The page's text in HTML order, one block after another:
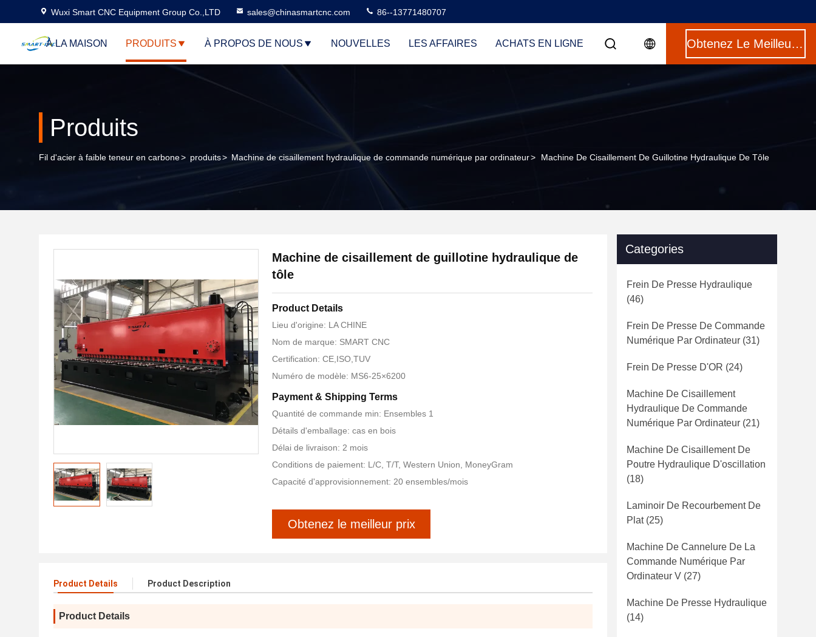
Wuxi Smart CNC Equipment Group Co.,LTD sales@chinasmartcnc.com 86--13771480707
À LA MAISON PRODUITS À PROPOS DE NOUS NOUVELLES LES AFFAIRES ACHATS EN LIGNE Obtenez Le Meilleur Prix
Produits
Fil d'acier à faible teneur en carbone> produits> Machine de cisaillement hydraulique de commande numérique par ordinateur> Machine De Cisaillement De Guillotine Hydraulique De Tôle
Machine de cisaillement de guillotine hydraulique de
tôle
Product Details
Lieu d'origine: LA CHINE
Nom de marque: SMART CNC
Certification: CE,ISO,TUV
Numéro de modèle: MS6-25×6200
Payment & Shipping Terms
Quantité de commande min: Ensembles 1
Détails d'emballage: cas en bois
Délai de livraison: 2 mois
Conditions de paiement: L/C, T/T, Western Union, MoneyGram
Capacité d'approvisionnement: 20 ensembles/mois
Obtenez le meilleur prix
Product Details Product Description
Product Details
Categories
Frein De Presse Hydraulique
(46)
Frein De Presse De Commande
Numérique Par Ordinateur (31)
Frein De Presse D'OR (24)
Machine De Cisaillement
Hydraulique De Commande
Numérique Par Ordinateur (21)
Machine De Cisaillement De
Poutre Hydraulique D'oscillation
(18)
Laminoir De Recourbement De
Plat(25)
Machine De Cannelure De La
Commande Numérique Par
Ordinateur V (27)
Machine De Presse Hydraulique
(14)